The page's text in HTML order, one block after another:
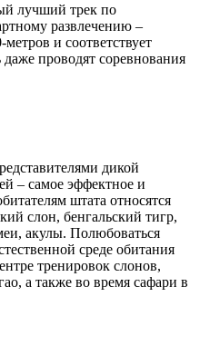
лучший трек по
развлечению –
и соответствует
даже проводят соревнования
дикой
– самое эффектное и
штата относятся
слон, бенгальский тигр,
акулы. Полюбоваться
среде обитания
тренировок слонов,
а также во время сафари в